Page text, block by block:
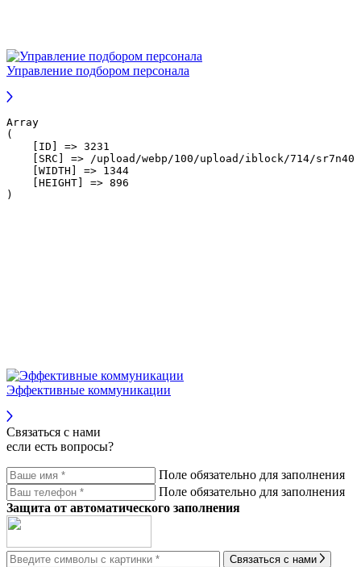
Управление подбором персонала
Array
(
    [ID] => 3231
[SRC] => /upload/webp/100/upload/iblock/714/
    [WIDTH] => 1344
    [HEIGHT] => 896
Эффективные коммуникации
Связаться с нами
если есть вопросы?
Поле обязательно для заполнения
Поле обязательно для заполнения
Защита от автоматического заполнения
Связаться с нами